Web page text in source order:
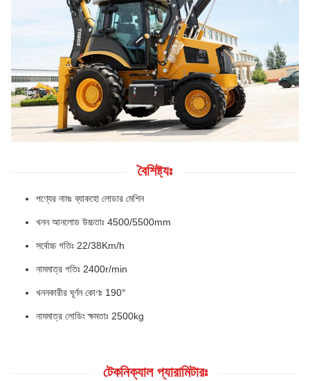
বৈশিষ্ট্যঃ
পণ্যের নামঃ ব্যাকহো লোডার মেশিন
খনন আনলোড উচ্চতাঃ 4500/5500mm
সর্বোচ্চ গতিঃ 22/38Km/h
নামমাত্র গতিঃ 2400r/min
খননকারীর ঘূর্ণন কোণঃ 190°
নামমাত্র লোডিং ক্ষমতাঃ 2500kg
টেকনিক্যাল প্যারামিটারঃ